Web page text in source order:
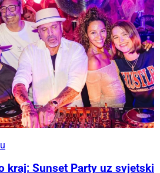
kraj: Sunset Party uz svjetski